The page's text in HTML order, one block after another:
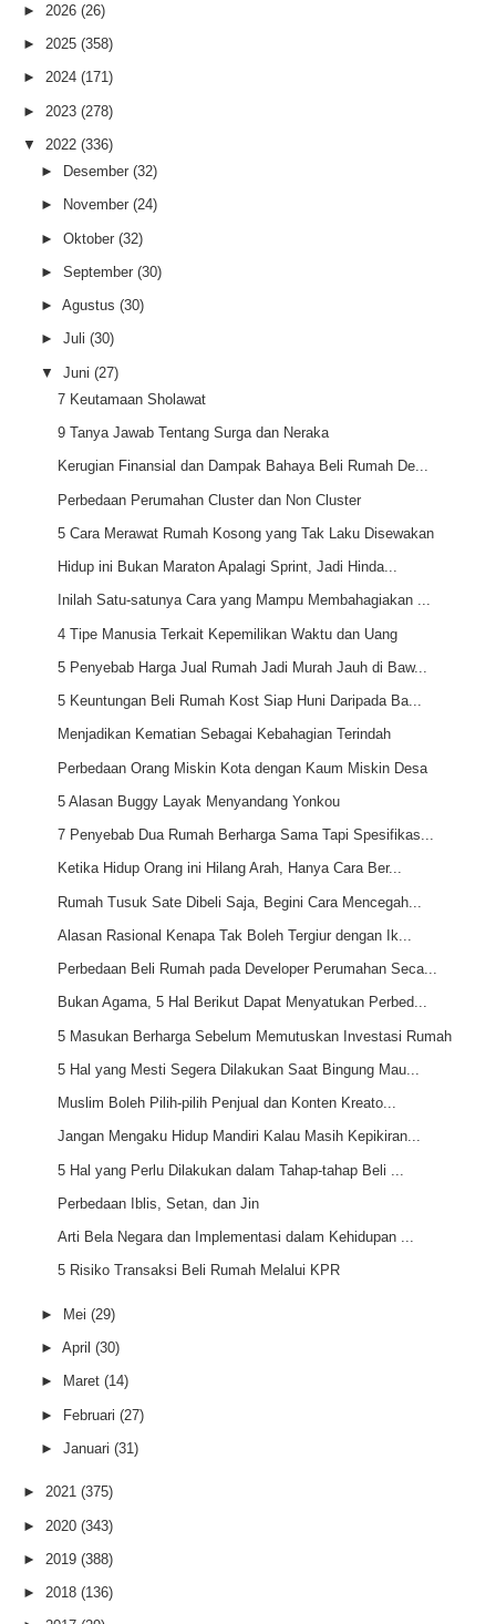
► 2026 (26)
► 2025 (358)
► 2024 (171)
► 2023 (278)
▼ 2022 (336)
►
Desember (32)
► November (24)
► Oktober (32)
► September (30)
► Agustus (30)
► Juli (30)
▼ Juni (27)
7 Keutamaan Sholawat
9 Tanya Jawab Tentang Surga dan Neraka
Kerugian Finansial dan Dampak Bahaya Beli Rumah De...
Perbedaan Perumahan Cluster dan Non Cluster
5 Cara Merawat Rumah Kosong yang Tak Laku Disewakan
Hidup ini Bukan Maraton Apalagi Sprint, Jadi Hinda...
Inilah Satu-satunya Cara yang Mampu Membahagiakan ...
4 Tipe Manusia Terkait Kepemilikan Waktu dan Uang
5 Penyebab Harga Jual Rumah Jadi Murah Jauh di Baw...
5 Keuntungan Beli Rumah Kost Siap Huni Daripada Ba...
Menjadikan Kematian Sebagai Kebahagian Terindah
Perbedaan Orang Miskin Kota dengan Kaum Miskin Desa
5 Alasan Buggy Layak Menyandang Yonkou
7 Penyebab Dua Rumah Berharga Sama Tapi Spesifikas...
Ketika Hidup Orang ini Hilang Arah, Hanya Cara Ber...
Rumah Tusuk Sate Dibeli Saja, Begini Cara Mencegah...
Alasan Rasional Kenapa Tak Boleh Tergiur dengan Ik...
Perbedaan Beli Rumah pada Developer Perumahan Seca...
Bukan Agama, 5 Hal Berikut Dapat Menyatukan Perbed...
5 Masukan Berharga Sebelum Memutuskan Investasi Rumah
5 Hal yang Mesti Segera Dilakukan Saat Bingung Mau...
Muslim Boleh Pilih-pilih Penjual dan Konten Kreato...
Jangan Mengaku Hidup Mandiri Kalau Masih Kepikiran...
5 Hal yang Perlu Dilakukan dalam Tahap-tahap Beli ...
Perbedaan Iblis, Setan, dan Jin
Arti Bela Negara dan Implementasi dalam Kehidupan ...
5 Risiko Transaksi Beli Rumah Melalui KPR
► Mei (29)
► April (30)
► Maret (14)
► Februari (27)
► Januari (31)
► 2021 (375)
► 2020 (343)
► 2019 (388)
► 2018 (136)